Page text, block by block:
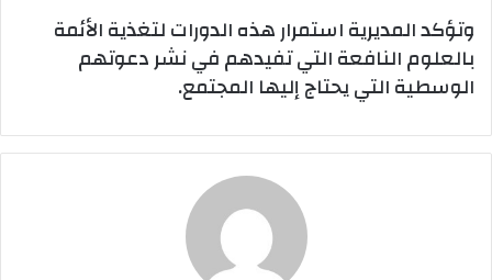
وتؤكد المديرية استمرار هذه الدورات لتغذية الأئمة
بالعلوم النافعة التي تفيدهم في نشر دعوتهم
الوسطية التي يحتاج إليها المجتمع.